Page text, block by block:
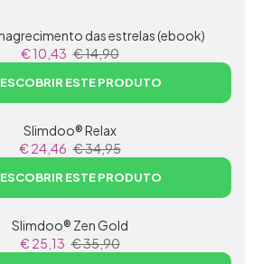
das estrelas (ebook)
€ 10,43 € 14,90
ESTE PRODUTO
Slimdoo® Relax
€ 24,46 € 34,95
ESTE PRODUTO
Slimdoo® Zen Gold
€ 25,13 € 35,90